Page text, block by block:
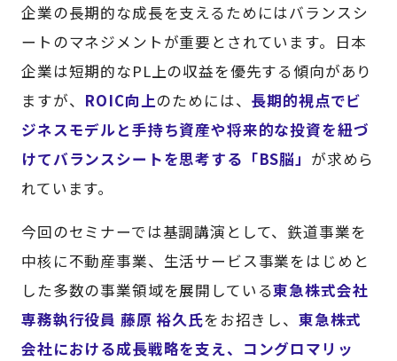
企業の長期的な成長を支えるためにはバランスシ
ートのマネジメントが重要とされています。日本
企業は短期的なPL上の収益を優先する傾向があり
ますが、 ROIC向上のためには、 長期的視点でビ
ジネスモデルと手持ち資産や将来的な投資を紐づ
けてバランスシートを思考する「BS脳」 が求めら
れています。
今回のセミナーでは基調講演として、鉄道事業を
中核に不動産事業、生活サービス事業をはじめと
した多数の事業領域を展開している東急株式会社
専務執行役員 藤原 裕久氏をお招きし、 東急株式
会社における成長戦略を支え、コングロマリッ